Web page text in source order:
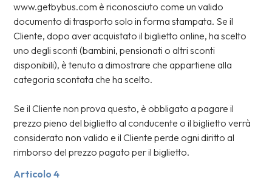
www.getbybus.com è riconosciuto come un valido
documento di trasporto solo in forma stampata. Se il
Cliente, dopo aver acquistato il biglietto online, ha scelto
uno degli sconti (bambini, pensionati o altri sconti
disponibili), è tenuto a dimostrare che appartiene alla
categoria scontata che ha scelto.
Se il Cliente non prova questo, è obbligato a pagare il
prezzo pieno del biglietto al conducente o il biglietto verrà
considerato non valido e il Cliente perde ogni diritto al
rimborso del prezzo pagato per il biglietto.
Articolo 4